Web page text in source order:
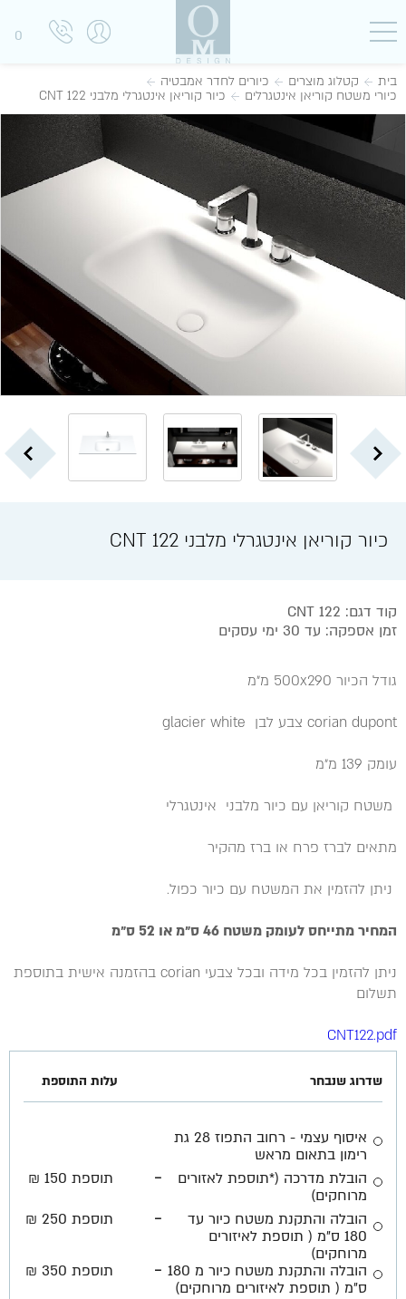
0
בית קטלוג מוצרים
כיורים לחדר אמבטיה
כיורי משטח קוריאן אינטגרלים
כיור קוריאן אינטגרלי מלבני CNT 122
כיור קוריאן אינטגרלי מלבני CNT 122
קוד דגם: CNT 122
זמן אספקה: עד 30 ימי עסקים
גודל הכיור 500x290 מ״מ
corian dupont צבע לבן glacier white
עומק 139 מ״מ
משטח קוריאן עם כיור מלבני אינטגרלי
מתאים לברז פרח או ברז מהקיר
ניתן להזמין את המשטח עם כיור כפול.
המחיר מתייחס לעומק משטח 46 ס״מ או 52 ס״מ
ניתן להזמין בכל מידה ובכל צבעי corian בהזמנה אישית בתוספת
תשלום
CNT122.pdf
שדרוג שנבחר עלות התוספת
איסוף עצמי - רחוב התפוז 28 גת
רימון בתאום מראש
הובלת מדרכה (*תוספת לאזורים
מרוחקים)
- תוספת 150 ₪
הובלה והתקנת משטח כיור עד
180 ס״מ ( תוספת לאיזורים
מרוחקים)
- תוספת 250 ₪
הובלה והתקנת משטח כיור מ 180
ס״מ ( תוספת לאיזורים מרוחקים)
- תוספת 350 ₪